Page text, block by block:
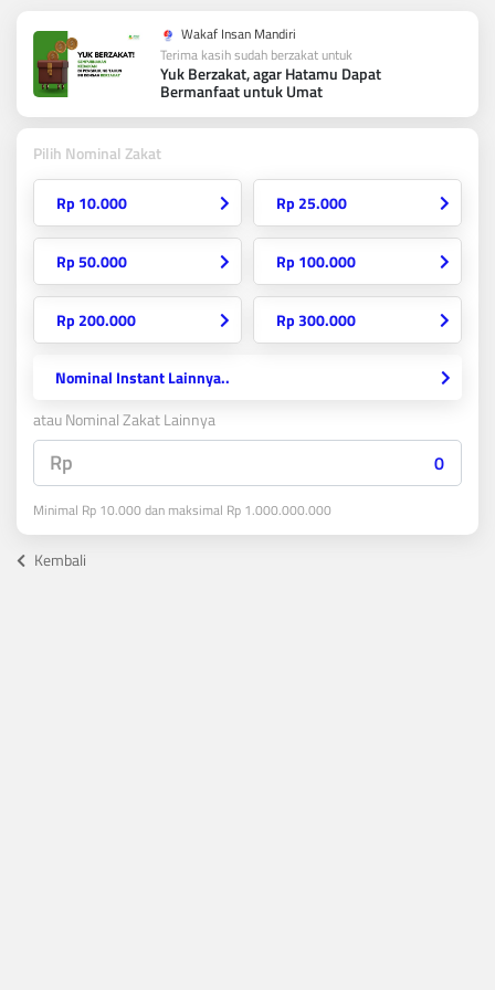
Wakaf Insan Mandiri
Terima kasih sudah berzakat untuk
Yuk Berzakat, agar Hatamu Dapat
Bermanfaat untuk Umat
Pilih Nominal Zakat
Rp 10.000 Rp 25.000
Rp 50.000 Rp 100.000
Rp 200.000 Rp 300.000
Nominal Instant Lainnya..
atau Nominal Zakat Lainnya
Rp
Minimal Rp 10.000 dan maksimal Rp 1.000.000.000
Kembali